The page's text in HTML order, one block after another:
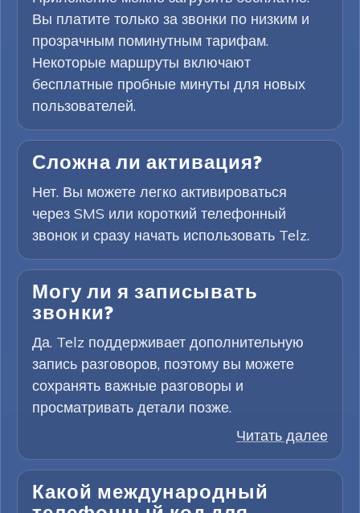
Вы платите только за звонки по низким и
прозрачным поминутным тарифам.
Некоторые маршруты включают
бесплатные пробные минуты для новых
пользователей.
Сложна ли активация?
Нет. Вы можете легко активироваться
через SMS или короткий телефонный
звонок и сразу начать использовать Telz.
Могу ли я записывать
звонки?
Да. Telz поддерживает дополнительную
запись разговоров, поэтому вы можете
сохранять важные разговоры и
просматривать детали позже.
Читать далее
Какой международный